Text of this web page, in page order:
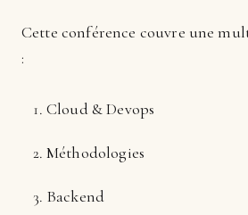
Cette conférence couvre une
:
Cloud & Devops
Méthodologies
Backend